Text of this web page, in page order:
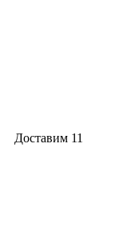
Доставим 11